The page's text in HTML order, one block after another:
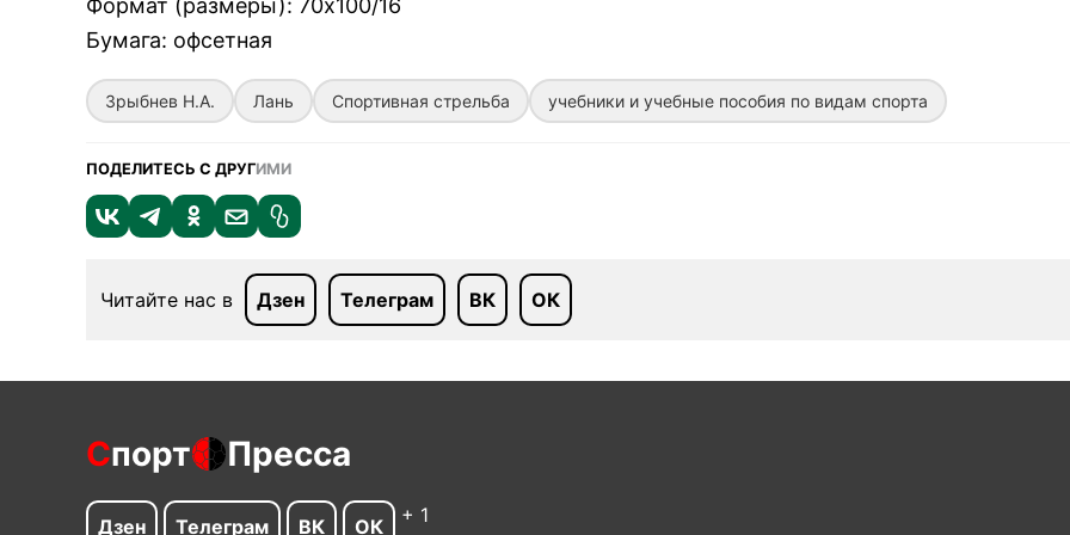
Формат (размеры): 70х100/16
Бумага: офсетная
Зрыбнев Н.А. Лань Спортивная стрельба учебники и учебные пособия по видам спорта
ПОДЕЛИТЕСЬ С ДРУГИМИ
Читайте нас в Дзен Телеграм ВК ОК
Спорт Пресса
Дзен Телеграм ВК ОК + 1